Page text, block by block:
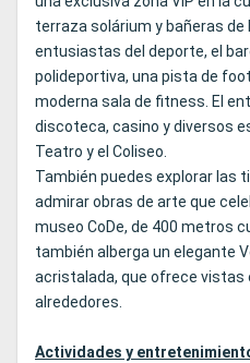
terraza solárium y bañeras de
entusiastas del deporte, el
polideportiva, una pista de
moderna sala de fitness. El
discoteca, casino y diversos
Teatro y el Coliseo.
También puedes explorar las
admirar obras de arte que
museo CoDe, de 400 metros
también alberga un elegante
acristalada, que ofrece vistas
alrededores.
Actividades y